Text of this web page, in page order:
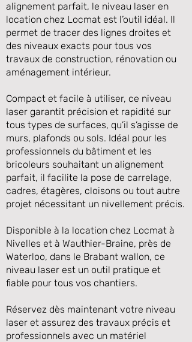
Précédente Suivante
alignement parfait, le niveau laser en
location chez Locmat est l’outil idéal. Il
permet de tracer des lignes droites et
des niveaux exacts pour tous vos
travaux de construction, rénovation ou
aménagement intérieur.
Compact et facile à utiliser, ce niveau
laser garantit précision et rapidité sur
tous types de surfaces, qu’il s’agisse de
murs, plafonds ou sols. Idéal pour les
professionnels du bâtiment et les
bricoleurs souhaitant un alignement
parfait, il facilite la pose de carrelage,
cadres, étagères, cloisons ou tout autre
projet nécessitant un nivellement précis.
Disponible à la location chez Locmat à
Nivelles et à Wauthier-Braine, près de
Waterloo, dans le Brabant wallon, ce
niveau laser est un outil pratique et
fiable pour tous vos chantiers.
Réservez dès maintenant votre niveau
laser et assurez des travaux précis et
professionnels avec un matériel